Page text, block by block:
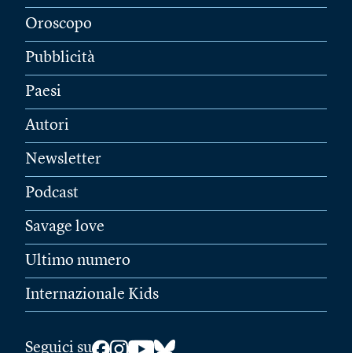
Oroscopo
Pubblicità
Paesi
Autori
Newsletter
Podcast
Savage love
Ultimo numero
Internazionale Kids
Seguici su